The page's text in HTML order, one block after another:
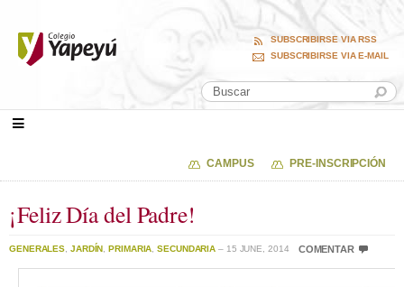
SUBSCRIBIRSE VIA RSS
SUBSCRIBIRSE VIA E-MAIL
CAMPUS PRE-INSCRIPCIÓN
¡Feliz Día del Padre!
GENERALES JARDÍN ,PRIMARIA ,SECUNDARIA – 15 JUNE, 2014 COMENTAR